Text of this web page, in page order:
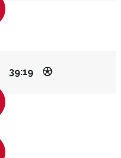
39:19